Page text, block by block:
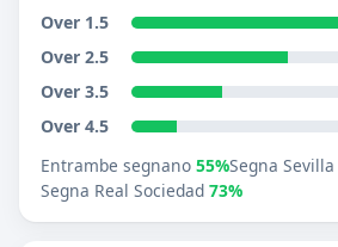
Over 1.5
Over 2.5
Over 3.5
Over 4.5
Entrambe segnano 55%Segna Sevilla
Segna Real Sociedad 73%